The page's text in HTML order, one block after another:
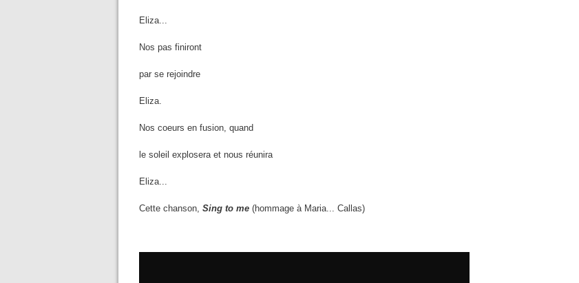
Eliza...
Nos pas finiront
par se rejoindre
Eliza.
Nos coeurs en fusion, quand
le soleil explosera et nous réunira
Eliza...
Cette chanson, Sing to me (hommage à Maria... Callas)